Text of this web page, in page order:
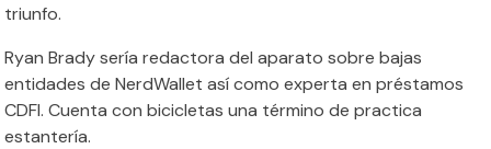
triunfo.
Ryan Brady serí­a redactora del aparato sobre bajas
entidades de NerdWallet así­ como experta en préstamos
CDFI. Cuenta con bicicletas una término de practica
estantería.